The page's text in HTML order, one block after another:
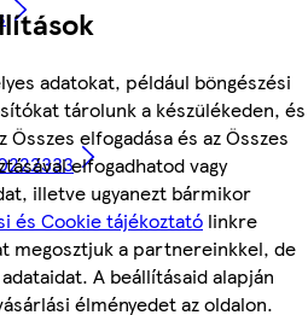
adatokat, például böngészési
tárolunk a készülékeden, és
elfogadása és az Összes
elfogadhatod vagy
illetve ugyanezt bármikor
és Cookie tájékoztató linkre
megosztjuk a partnereinkkel, de
A beállításaid alapján
élményedet az oldalon.